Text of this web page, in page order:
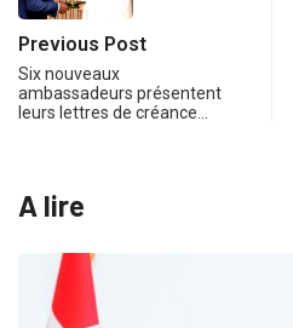
Previous Post
Six nouveaux
ambassadeurs présentent
leurs lettres de créance…
A lire